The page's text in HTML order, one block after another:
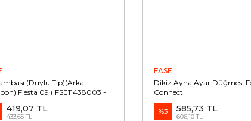
(Duylu Tip)(Arka
Fiesta 09 ( FSE11438003 -
)
419,07 TL
433,65 TL
FASE
Dikiz Ayna Ayar Düğmesi
Connect
%3 585,73 TL
606,10 TL